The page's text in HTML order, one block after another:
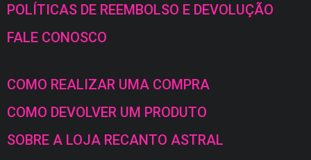
POLÍTICAS DE REEMBOLSO E DEVOLUÇÃO
FALE CONOSCO
COMO REALIZAR UMA COMPRA
COMO DEVOLVER UM PRODUTO
SOBRE A LOJA RECANTO ASTRAL